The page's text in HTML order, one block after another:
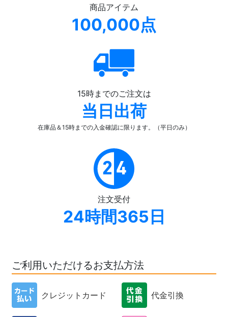
商品アイテム
100,000点
15時までのご注文は
当日出荷
在庫品＆15時までの入金確認に限ります。（平日のみ）
注文受付
24時間365日
ご利用いただけるお支払方法
クレジットカード 代金引換